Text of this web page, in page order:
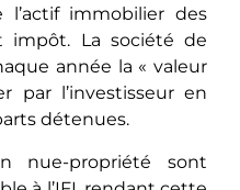
immobilier des
impôt. La société de
année la « valeur
par l’investisseur en
détenues.
nue-propriété sont